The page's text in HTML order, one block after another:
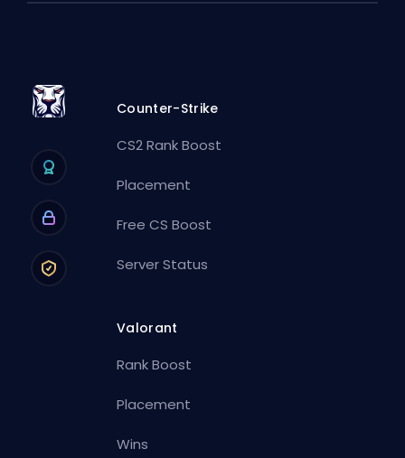
Counter-Strike
CS2 Rank Boost
Placement
Free CS Boost
Server Status
Valorant
Rank Boost
Placement
Wins